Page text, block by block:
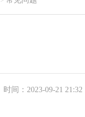
时间：2023-09-21 21:32